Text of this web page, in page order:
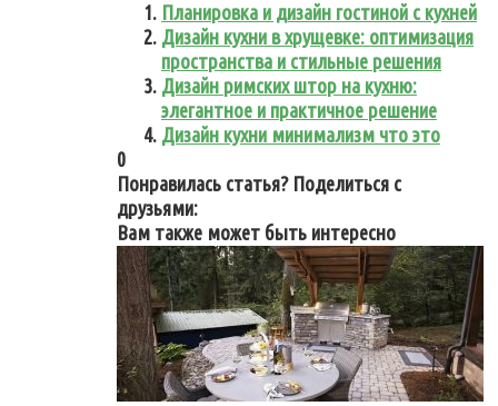
Планировка и дизайн гостиной с кухней
Дизайн кухни в хрущевке: оптимизация
пространства и стильные решения
Дизайн римских штор на кухню:
элегантное и практичное решение
Дизайн кухни минимализм что это
0
Понравилась статья? Поделиться с
друзьями:
Вам также может быть интересно